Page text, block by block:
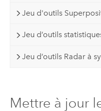
Jeu d'outils
Jeu d’outils
Jeu d’outils Radar à
Mettre à jour